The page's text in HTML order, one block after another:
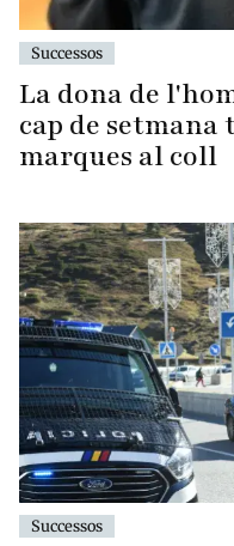
Successos
La dona de
cap de
marques al coll
Successos